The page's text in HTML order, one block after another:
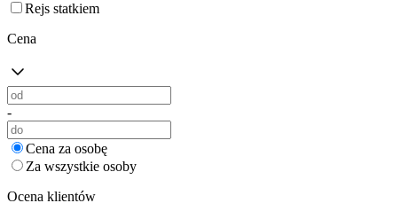
Rejs statkiem
Cena
-
Cena za osobę
Za wszystkie osoby
Ocena klientów